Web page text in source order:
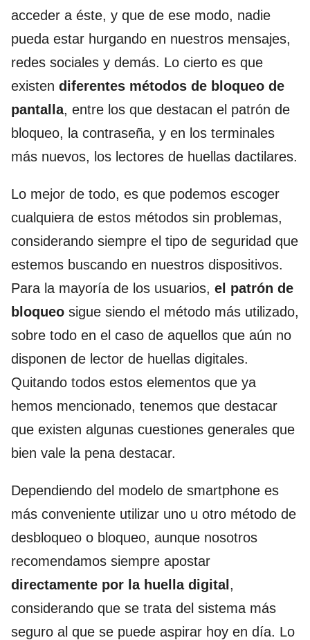
acceder a éste, y que de ese modo, nadie
pueda estar hurgando en nuestros mensajes,
redes sociales y demás. Lo cierto es que
existen diferentes métodos de bloqueo de
pantalla, entre los que destacan el patrón de
bloqueo, la contraseña, y en los terminales
más nuevos, los lectores de huellas dactilares.
Lo mejor de todo, es que podemos escoger
cualquiera de estos métodos sin problemas,
considerando siempre el tipo de seguridad que
estemos buscando en nuestros dispositivos.
Para la mayoría de los usuarios, el patrón de
bloqueo sigue siendo el método más utilizado,
sobre todo en el caso de aquellos que aún no
disponen de lector de huellas digitales.
Quitando todos estos elementos que ya
hemos mencionado, tenemos que destacar
que existen algunas cuestiones generales que
bien vale la pena destacar.
Dependiendo del modelo de smartphone es
más conveniente utilizar uno u otro método de
desbloqueo o bloqueo, aunque nosotros
recomendamos siempre apostar
directamente por la huella digital ,
considerando que se trata del sistema más
seguro al que se puede aspirar hoy en día. Lo